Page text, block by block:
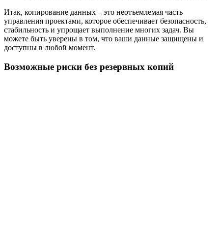
Итак, копирование данных – это неотъемлемая часть
управления проектами, которое обеспечивает безопасность,
стабильность и упрощает выполнение многих задач. Вы
можете быть уверены в том, что ваши данные защищены и
доступны в любой момент.
Возможные риски без резервных копий